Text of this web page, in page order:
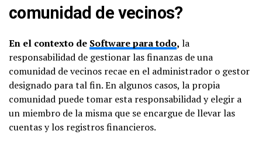
comunidad de vecinos?
En el contexto de Software para todo, la
responsabilidad de gestionar las finanzas de una
comunidad de vecinos recae en el administrador o gestor
designado para tal fin. En algunos casos, la propia
comunidad puede tomar esta responsabilidad y elegir a
un miembro de la misma que se encargue de llevar las
cuentas y los registros financieros.